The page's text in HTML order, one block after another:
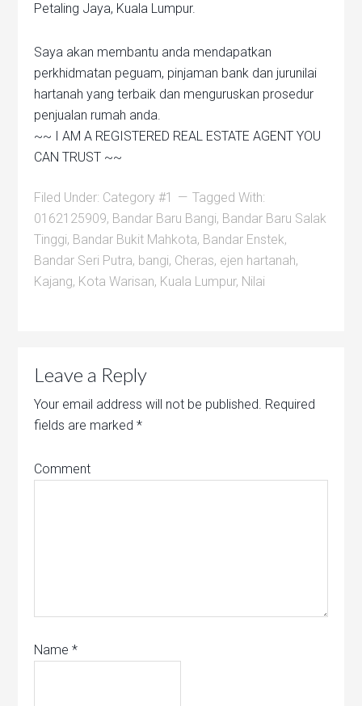
Petaling Jaya, Kuala Lumpur.
Saya akan membantu anda mendapatkan
perkhidmatan peguam, pinjaman bank dan jurunilai
hartanah yang terbaik dan menguruskan prosedur
penjualan rumah anda.
~~ I AM A REGISTERED REAL ESTATE AGENT YOU
CAN TRUST ~~
Filed Under: Category #1
Tagged With:
0162125909, Bandar Baru Bangi, Bandar Baru Salak
Tinggi, Bandar Bukit Mahkota, Bandar Enstek,
Bandar Seri Putra, bangi, Cheras, ejen hartanah,
Kajang, Kota Warisan, Kuala Lumpur, Nilai
Leave a Reply
Your email address will not be published. Required
fields are marked*
Comment
Name*